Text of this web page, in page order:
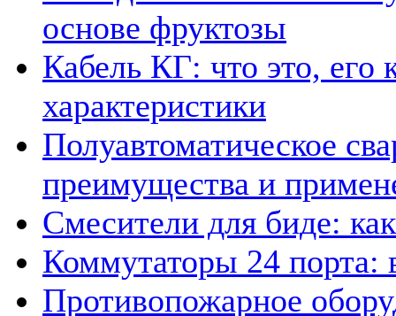
основе фруктозы
Кабель КГ: что это, его
характеристики
Полуавтоматическое
преимущества и
Смесители для биде:
Коммутаторы 24 порта:
Противопожарное